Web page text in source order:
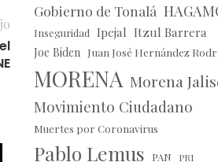
Gobierno de Tonalá
Inseguridad Ipejal Itzul Barrera
Joe Biden Juan José Hernández
MORENA Morena
Movimiento Ciudadano
Muertes por Coronavirus
Pablo Lemus PAN PRI